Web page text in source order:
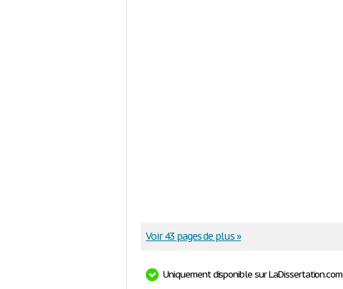
Voir 43 pages de plus »
Uniquement disponible sur LaDissertation.com